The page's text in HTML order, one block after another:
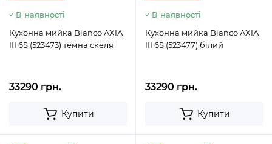
В наявності
Кухонна мийка Blanco AXIA
III 6S (523473) темна скеля
33290 грн.
Купити
В наявності
Кухонна мийка Blanco AXIA
III 6S (523477) білий
33290 грн.
Купити